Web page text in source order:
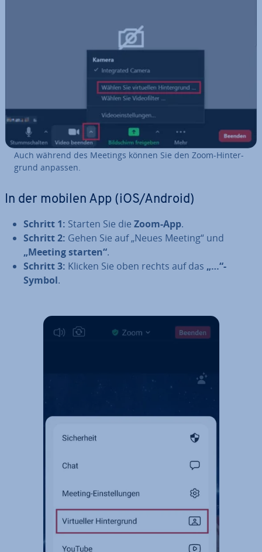
Auch während des Meetings können Sie den Zoom-Hin­ter­
grund anpassen.
In der mobilen App (iOS/Android)
Schritt 1: Starten Sie die Zoom-App.
Schritt 2: Gehen Sie auf „Neues Meeting“ und
„Meeting starten“.
Schritt 3: Klicken Sie oben rechts auf das „…“-
Symbol.